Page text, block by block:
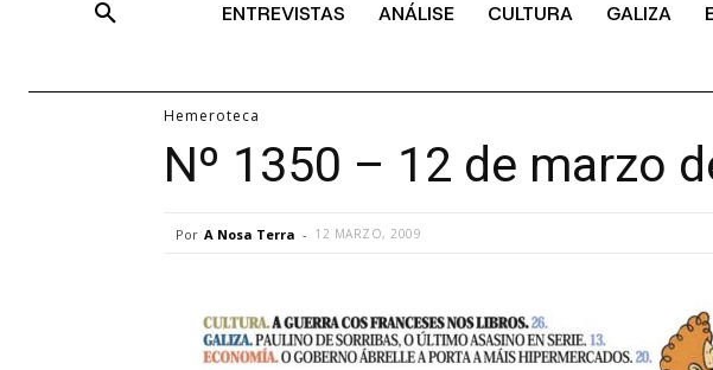
ENTREVISTAS ANÁLISE CULTURA GALIZA
Hemeroteca
Nº 1350 – 12 de marzo
Por A Nosa Terra - 12 MARZO, 2009